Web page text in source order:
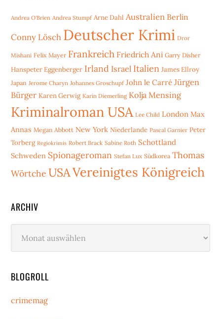
Andrea O'Brien Andrea Stumpf Arne Dahl Australien Berlin
Conny Lösch Deutscher Krimi Dror
Mishani Felix Mayer Frankreich Friedrich Ani Garry Disher
Hanspeter Eggenberger Irland Israel Italien James Ellroy
Japan Jerome Charyn Johannes Groschupf John le Carré Jürgen
Bürger Karen Gerwig Karin Diemerling Kolja Mensing
Kriminalroman USA Lee Child London Max
Annas Megan Abbott New York Niederlande Pascal Garnier Peter
Torberg Regiokrimis Robert Brack Sabine Roth Schottland
Schweden Spionageroman Stefan Lux Südkorea Thomas
Wörtche USAVereinigtes Königreich
ARCHIV
BLOGROLL
crimemag